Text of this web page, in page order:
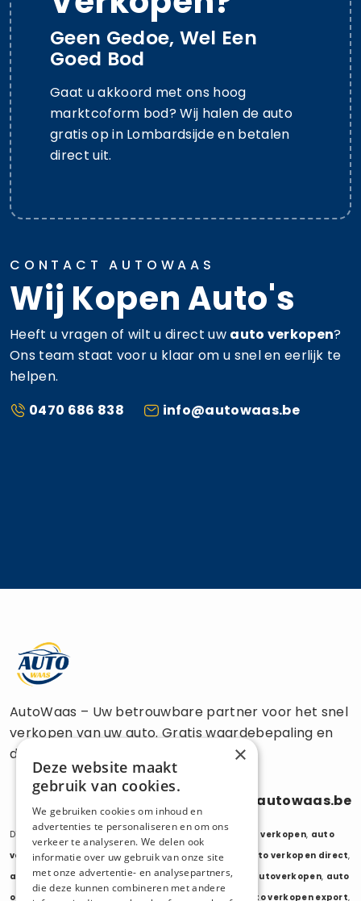
Geen Gedoe, Wel Een
Goed Bod
Gaat u akkoord met ons hoog
marktcoform bod? Wij halen de auto
gratis op in Lombardsijde en betalen
direct uit.
CONTACT AUTOWAAS
Wij Kopen Auto's
Heeft u vragen of wilt u direct uw auto verkopen?
Ons team staat voor u klaar om u snel en eerlijk te
helpen.
0470 686 838
info@autowaas.be
AutoWaas – Uw betrouwbare partner voor het snel
verkopen van uw auto. Gratis waardebepaling en
directe uitbetaling.
info@autowaas.be
Diensten: auto verkopen auto export verkopen, auto
verkopen export,auto verkopen zonder keuring auto verkopen direct,
auto tweedehands verkopen,mijn auto verkopen autoverkopen, auto
opkopers
opkoper auto , export auto verkopen auto verkopen export,
×
Deze website maakt
gebruik van cookies.
We gebruiken cookies om inhoud en
advertenties te personaliseren en om ons
verkeer te analyseren. We delen ook
informatie over uw gebruik van onze site
met onze advertentie- en analysepartners,
die deze kunnen combineren met andere